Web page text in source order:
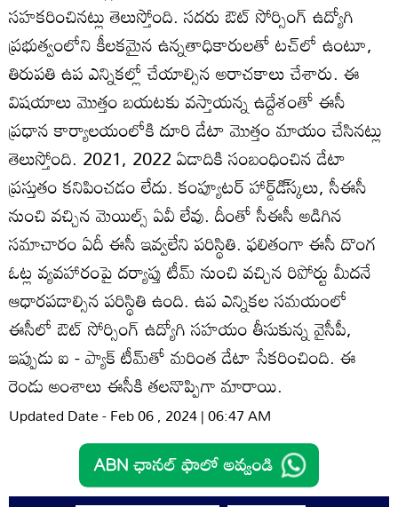
సహకరించినట్లు తెలుస్తోంది. సదరు ఔట్‌ సోర్సింగ్‌ ఉద్యోగి
ప్రభుత్వంలోని కీలకమైన ఉన్నతాధికారులతో టచ్‌లో ఉంటూ,
తిరుపతి ఉప ఎన్నికల్లో చేయాల్సిన అరాచకాలు చేశారు. ఈ
విషయాలు మొత్తం బయటకు వస్తాయన్న ఉద్దేశంతో ఈసీ
ప్రధాన కార్యాలయంలోకి దూరి డేటా మొత్తం మాయం చేసినట్లు
తెలుస్తోంది. 2021, 2022 ఏడాదికి సంబంధించిన డేటా
ప్రస్తుతం కనిపించడం లేదు. కంప్యూటర్‌ హార్డ్‌డి్‌స్కలు, సీఈసీ
నుంచి వచ్చిన మెయిల్స్‌ ఏవీ లేవు. దీంతో సీఈసీ అడిగిన
సమాచారం ఏదీ ఈసీ ఇవ్వలేని పరిస్థితి. ఫలితంగా ఈసీ దొంగ
ఓట్ల వ్యవహారంపై దర్యాప్తు టీమ్‌ నుంచి వచ్చిన రిపోర్టు మీదనే
ఆధారపడాల్సిన పరిస్థితి ఉంది. ఉప ఎన్నికల సమయంలో
ఈసీలో ఔట్‌ సోర్సింగ్‌ ఉద్యోగి సహయం తీసుకున్న వైసీపీ,
ఇప్పుడు ఐ - ప్యాక్‌ టీమ్‌తో మరింత డేటా సేకరించింది. ఈ
రెండు అంశాలు ఈసీకి తలనొప్పిగా మారాయి.
Updated Date - Feb 06 , 2024 | 06:47 AM